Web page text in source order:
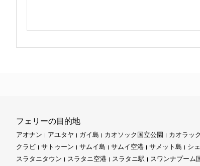
フェリーの目的地
アオナン アユタヤ ガイ島 カオソック国立公園 カオラック
クラビ
サトゥーン サムイ島 サムイ空港 サメット島 シ
スラタニタウン
スラタニ空港 スラタニ駅 スワンナプーム